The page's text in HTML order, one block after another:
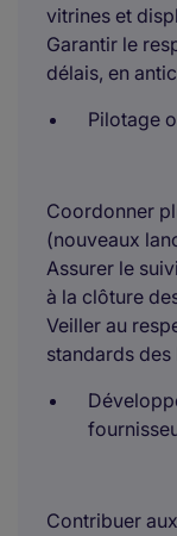
vitrines et
Garantir le
délais, en
Pilotage
Coordonner
(nouveaux
Assurer le
à la clôture
Veiller au
standards des
Contribuer